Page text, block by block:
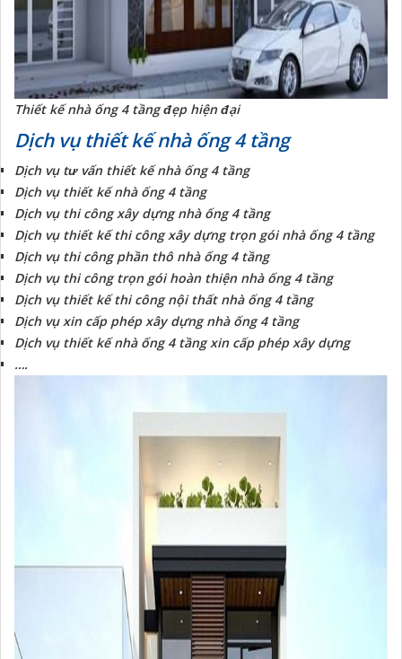
Thiết kế nhà ống 4 tầng đẹp hiện đại
Dịch vụ thiết kế nhà ống 4 tầng
Dịch vụ tư vấn thiết kế nhà ống 4 tầng
Dịch vụ thiết kế nhà ống 4 tầng
Dịch vụ thi công xây dựng nhà ống 4 tầng
Dịch vụ thiết kế thi công xây dựng trọn gói nhà ống 4 tầng
Dịch vụ thi công phần thô nhà ống 4 tầng
Dịch vụ thi công trọn gói hoàn thiện nhà ống 4 tầng
Dịch vụ thiết kế thi công nội thất nhà ống 4 tầng
Dịch vụ xin cấp phép xây dựng nhà ống 4 tầng
Dịch vụ thiết kế nhà ống 4 tầng xin cấp phép xây dựng
….